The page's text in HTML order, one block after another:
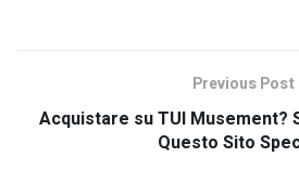
Previous Post
Acquistare su TUI Musement?
Questo Sito